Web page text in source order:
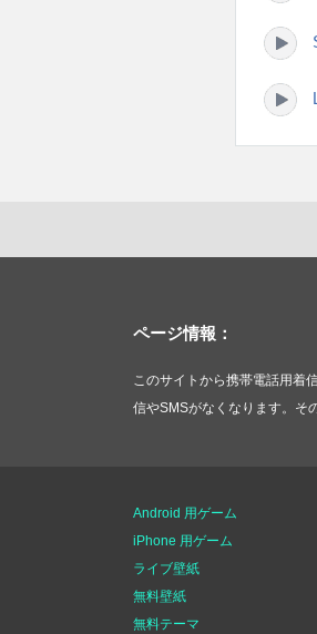
ページ情報：
このサイトから携帯電話用着
信やSMSがなくなります。そ
Android 用ゲーム
iPhone 用ゲーム
ライブ壁紙
無料壁紙
無料テーマ